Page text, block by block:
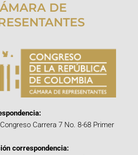
DE
Carrera 7 No. 8-68 Primer
correspondencia: